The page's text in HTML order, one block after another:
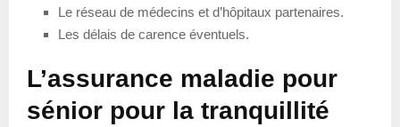
Le réseau de médecins et d’hôpitaux partenaires.
Les délais de carence éventuels.
L’assurance maladie pour
sénior pour la tranquillité